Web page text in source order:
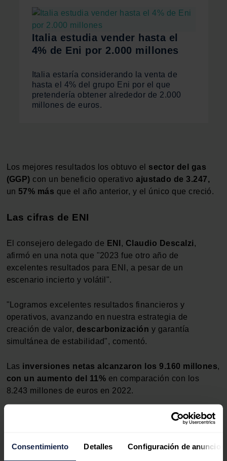
Consentimiento Detalles Configuración de anuncios
Italia estudia vender hasta el
4% de Eni por 2.000 millones
Italia estaría considerando la venta de
hasta el 4% del grupo Eni por el que
pretendería obtener alrededor de 2.000
millones de euros.
Los mejores resultados los obtuvo el sector del gas
(GGP) con un beneficio operativoajustado de 3.247,
un 57% más que el año anterior, y el único que creció.
Las cifras de ENI
El consejero delegado de ENI , Claudio Descalzi,
afirmó en una nota que "2023 fue otro año de
excelentes resultados para ENI, a pesar de un
escenario incierto y volátil".
"Logramos excelentes resultados financieros y
operativos, avanzando en nuestra estrategia de
creación de valor, descarbonización y garantía
simultánea de estabilidad", comentó.
Las inversiones netas alcanzaron los 9.160 millones,
con un aumento del 11% en comparación con los
8.243 millones de euros en 2022.